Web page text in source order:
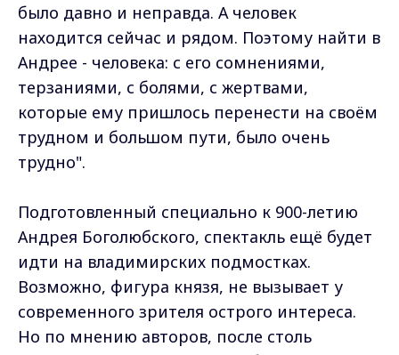
было давно и неправда. А человек
находится сейчас и рядом. Поэтому найти в
Андрее - человека: с его сомнениями,
терзаниями, с болями, с жертвами,
которые ему пришлось перенести на своём
трудном и большом пути, было очень
трудно".
Подготовленный специально к 900-летию
Андрея Боголюбского, спектакль ещё будет
идти на владимирских подмостках.
Возможно, фигура князя, не вызывает у
современного зрителя острого интереса.
Но по мнению авторов, после столь